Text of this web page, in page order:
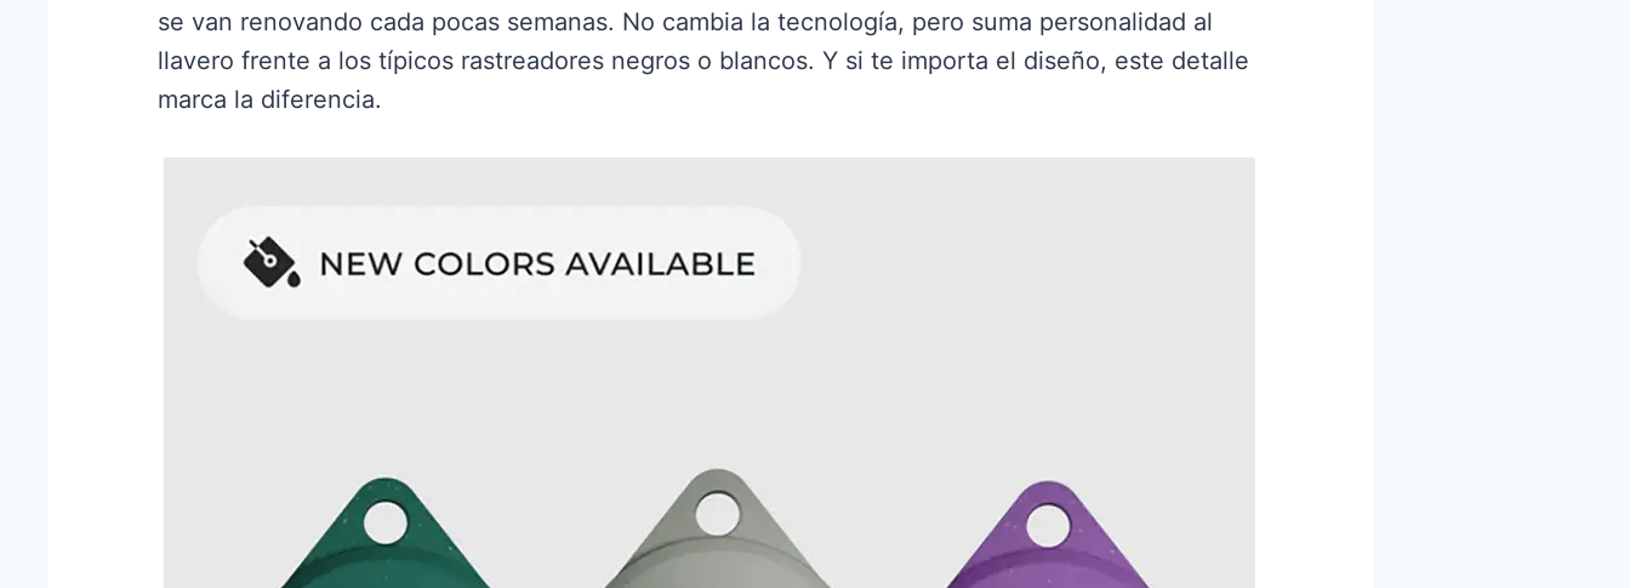
se van renovando cada pocas semanas. No cambia la tecnología, pero suma personalidad al
llavero frente a los típicos rastreadores negros o blancos. Y si te importa el diseño, este detalle
marca la diferencia.